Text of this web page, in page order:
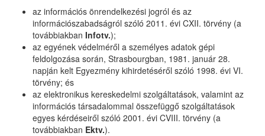
az információs önrendelkezési jogról és az
információszabadságról szóló 2011. évi CXII. törvény (a
továbbiakban Infotv.);
az egyének védelméről a személyes adatok gépi
feldolgozása során, Strasbourgban, 1981. január 28.
napján kelt Egyezmény kihirdetéséről szóló 1998. évi VI.
törvény; és
az elektronikus kereskedelmi szolgáltatások, valamint az
információs társadalommal összefüggő szolgáltatások
egyes kérdéseiről szóló 2001. évi CVIII. törvény (a
továbbiakban Ektv.).